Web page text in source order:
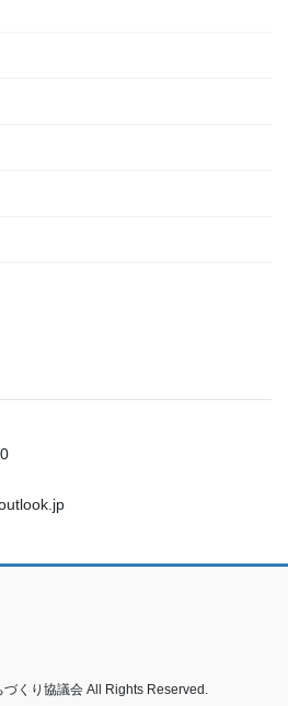
くり協議会 All Rights Reserved.